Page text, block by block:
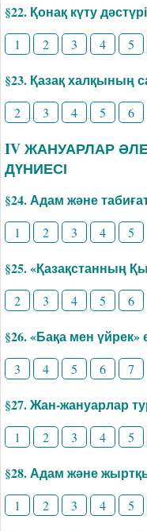
§22. Қонақ күту дәстүрі
1 2 3 4 5
§23. Қазақ халқының
2 3 4 5 6
IV ЖАНУАРЛАР
ДҮНИЕСІ
§24. Адам және
1 2 3 4 5
§25. «Қазақстанның
2 3 4 5 6
§26. «Бақа мен үйрек»
3 4 5 6 7
§27. Жан-жануарлар
1 2 3 4 5
§28. Адам және
1 2 3 4 5